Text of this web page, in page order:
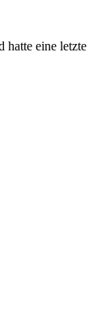
hatte eine letzte